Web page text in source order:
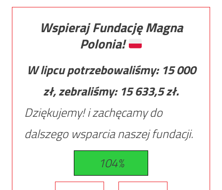
Wspieraj Fundację Magna
Polonia!
W lipcu potrzebowaliśmy: 15 000
zł, zebraliśmy: 15 633,5zł.
Dziękujemy! i zachęcamy do
dalszego wsparcia naszej fundacji.
104%